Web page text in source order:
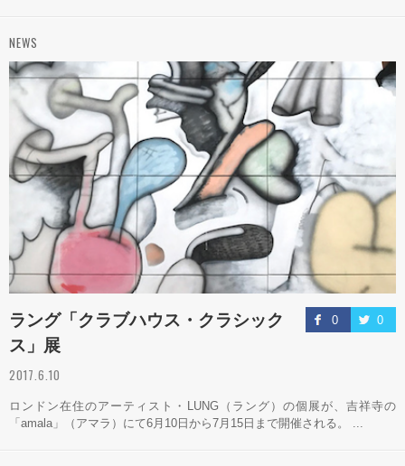
NEWS
0 0
ラング「クラブハウス・クラシック
ス」展
2017.6.10
ロンドン在住のアーティスト・LUNG（ラング）の個展が、吉祥寺の
「amala」（アマラ）にて6月10日から7月15日まで開催される。 ...